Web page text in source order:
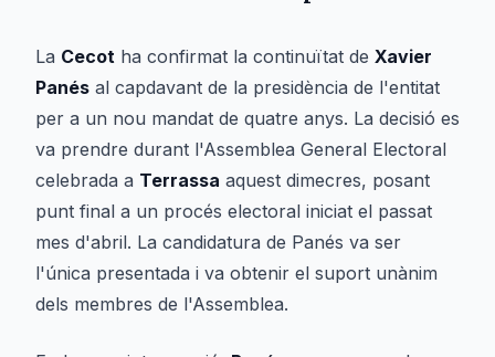
La Cecot ha confirmat la continuïtat de Xavier
Panés al capdavant de la presidència de l'entitat
per a un nou mandat de quatre anys. La decisió es
va prendre durant l'Assemblea General Electoral
celebrada a Terrassa aquest dimecres, posant
punt final a un procés electoral iniciat el passat
mes d'abril. La candidatura de Panés va ser
l'única presentada i va obtenir el suport unànim
dels membres de l'Assemblea.